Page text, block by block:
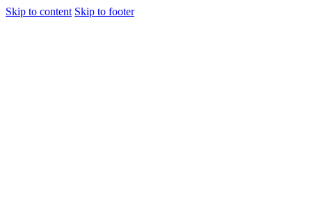
Skip to content Skip to footer